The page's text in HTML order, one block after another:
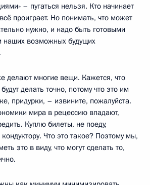
– пугаться нельзя. Кто начинает
всё проиграет. Но понимать, что может
нужно, и надо быть готовыми
наших возможных будущих
делают многие вещи. Кажется, что
делать точно, потому что это им
придурки, – извините, пожалуйста.
мира в рецессию впадают,
Куплю билеты, не поеду,
Что это такое? Поэтому мы,
это в виду, что могут сделать то,